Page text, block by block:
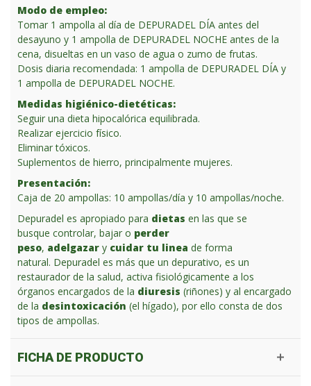
Modo de empleo:
Tomar 1 ampolla al día de DEPURADEL DÍA antes del
desayuno y 1 ampolla de DEPURADEL NOCHE antes de la
cena, disueltas en un vaso de agua o zumo de frutas.
Dosis diaria recomendada: 1 ampolla de DEPURADEL DÍA y
1 ampolla de DEPURADEL NOCHE.
Medidas higiénico-dietéticas:
Seguir una dieta hipocalórica equilibrada.
Realizar ejercicio físico.
Eliminar tóxicos.
Suplementos de hierro, principalmente mujeres.
Presentación:
Caja de 20 ampollas: 10 ampollas/día y 10 ampollas/noche.
Depuradel es apropiado para dietas en las que se
busque controlar, bajar o perder
peso, adelgazar y cuidar tu linea de forma
natural. Depuradel es más que un depurativo, es un
restaurador de la salud, activa fisiológicamente a los
órganos encargados de la diuresis (riñones) y al encargado
de la desintoxicación (el hígado), por ello consta de dos
tipos de ampollas.
FICHA DE PRODUCTO